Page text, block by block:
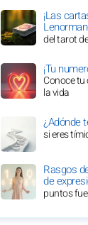
¡Las
del tarot
¡Tu
Conoce
la vida
¿Adónde
si eres
Rasgos
de
puntos